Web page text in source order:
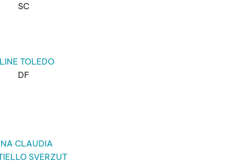
SC
TOLEDO
DF
CLAUDIA
SVERZUT